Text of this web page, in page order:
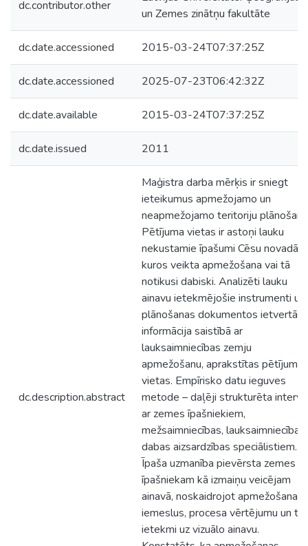
dc.contributor.other
un Zemes zinātņu fakultāte
dc.date.accessioned 2015-03-24T07:37:25Z
dc.date.accessioned 2025-07-23T06:42:32Z
dc.date.available 2015-03-24T07:37:25Z
dc.date.issued 2011
dc.description.abstract
Maģistra darba mērķis ir sniegt
ieteikumus apmežojamo un
neapmežojamo teritoriju
Pētījuma vietas ir astoņi lauku
nekustamie īpašumi Cēsu novadā,
kuros veikta apmežošana vai tā
notikusi dabiski. Analizēti lauku
ainavu ietekmējošie instrumenti un
plānošanas dokumentos ietvertā
informācija saistībā ar
lauksaimniecības zemju
apmežošanu, aprakstītas pētījuma
vietas. Empīrisko datu ieguves
metode – daļēji strukturēta
ar zemes īpašniekiem,
mežsaimniecības, lauksaimniecības,
dabas aizsardzības speciālistiem.
Īpaša uzmanība pievērsta zemes
īpašniekam kā izmaiņu veicējam
ainavā, noskaidrojot apmežošanas
iemeslus, procesa vērtējumu un
ietekmi uz vizuālo ainavu.